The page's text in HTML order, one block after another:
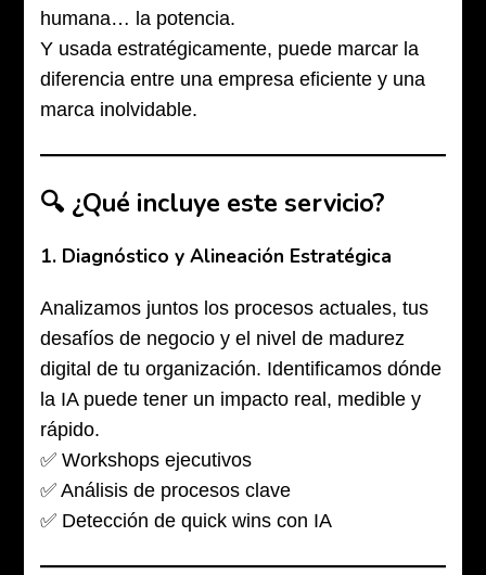
humana… la potencia.
Y usada estratégicamente, puede marcar la
diferencia entre una empresa eficiente y una
marca inolvidable.
🔍 ¿Qué incluye este servicio?
1. Diagnóstico y Alineación Estratégica
Analizamos juntos los procesos actuales, tus
desafíos de negocio y el nivel de madurez
digital de tu organización. Identificamos dónde
la IA puede tener un impacto real, medible y
rápido.
✅ Workshops ejecutivos
✅ Análisis de procesos clave
✅ Detección de quick wins con IA